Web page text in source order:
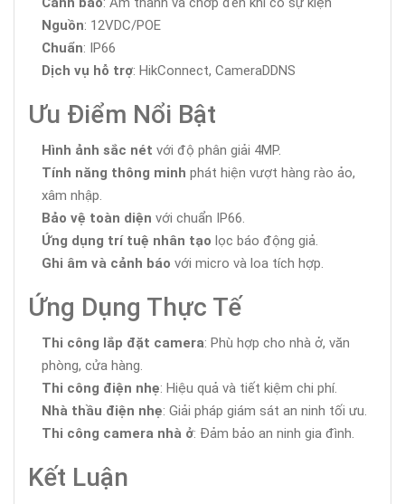
Nguồn: 12VDC/POE
Chuẩn: IP66
Dịch vụ hỗ trợ: HikConnect, CameraDDNS
Ưu Điểm Nổi Bật
Hình ảnh sắc nét với độ phân giải 4MP.
Tính năng thông minh phát hiện vượt hàng rào ảo,
xâm nhập.
Bảo vệ toàn diện với chuẩn IP66.
Ứng dụng trí tuệ nhân tạo lọc báo động giả.
Ghi âm và cảnh báo với micro và loa tích hợp.
Ứng Dụng Thực Tế
Thi công lắp đặt camera: Phù hợp cho nhà ở, văn
phòng, cửa hàng.
Thi công điện nhẹ: Hiệu quả và tiết kiệm chi phí.
Nhà thầu điện nhẹ: Giải pháp giám sát an ninh tối ưu.
Thi công camera nhà ở: Đảm bảo an ninh gia đình.
Kết Luận